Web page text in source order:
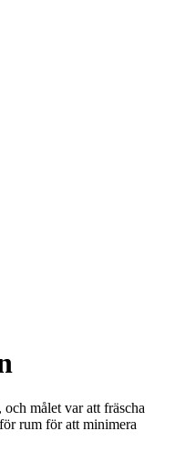
målet var att fräscha
rum för att minimera